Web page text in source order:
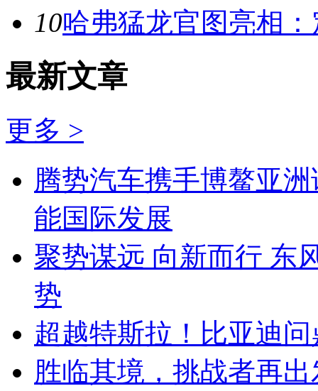
10哈弗猛龙官图亮相
最新文章
更多 >
腾势汽车携手博鳌亚
能国际发展
聚势谋远 向新而行 东
势
超越特斯拉！比亚迪
胜临其境，挑战者再